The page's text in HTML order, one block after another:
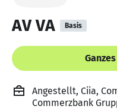
AV VA Basis
Angestellt, Ciia,
Commerzbank